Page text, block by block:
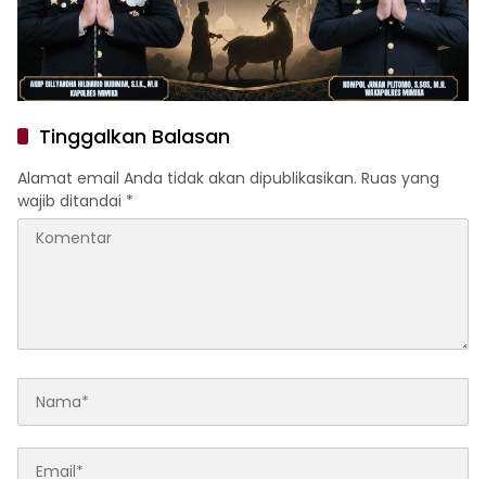
Tinggalkan Balasan
Alamat email Anda tidak akan dipublikasikan. Ruas yang
wajib ditandai *